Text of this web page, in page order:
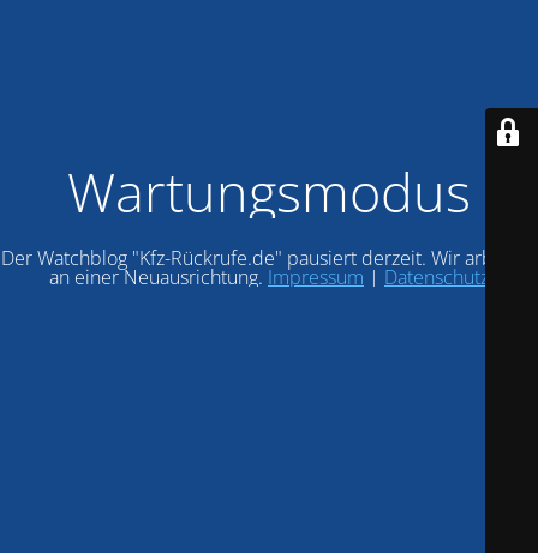
Wartungsmodus
Der Watchblog "Kfz-Rückrufe.de" pausiert derzeit. Wir arbeiten
an einer Neuausrichtung. Impressum | Datenschutz